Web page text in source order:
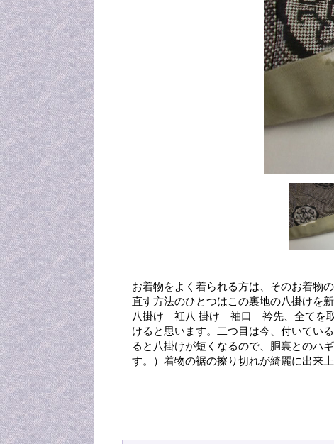
お着物をよく着られる方は、そのお着物
直す方法のひとつはこの裏地の八掛けを
八掛け 衽八 掛け 袖口 衿先、全てを取
けると思います。二つ目は今、付いてい
ると八掛けが短くなるので、胴裏とのハ
す。）着物の裾の擦り切れが綺麗に出来上